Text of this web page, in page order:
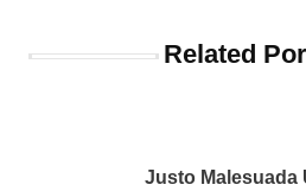
Related
Justo Malesuada